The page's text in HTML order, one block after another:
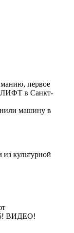
первое
ЛИФТ в Санкт-
машину в
культурной